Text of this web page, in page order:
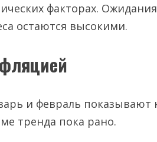
факторах.
остаются высокими.
и февраль показывают
тренда пока рано.